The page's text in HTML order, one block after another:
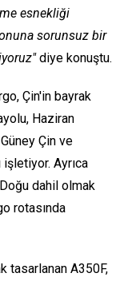
esnekliği
sorunsuz bir
diye konuştu.
Çin'in bayrak
Haziran
Çin ve
işletiyor. Ayrıca
dahil olmak
rotasında
tasarlanan A350F,